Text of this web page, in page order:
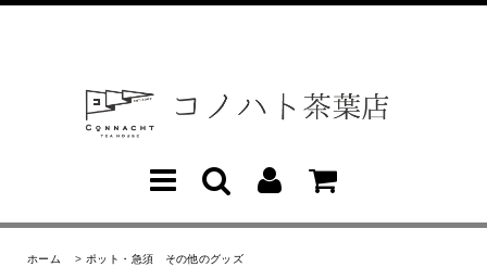
ホーム >ポット・急須 その他のグッズ